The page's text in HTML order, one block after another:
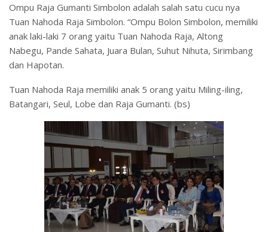
Ompu Raja Gumanti Simbolon adalah salah satu cucu nya
Tuan Nahoda Raja Simbolon. “Ompu Bolon Simbolon, memiliki
anak laki-laki 7 orang yaitu Tuan Nahoda Raja, Altong
Nabegu, Pande Sahata, Juara Bulan, Suhut Nihuta, Sirimbang
dan Hapotan.
Tuan Nahoda Raja memiliki anak 5 orang yaitu Miling-iling,
Batangari, Seul, Lobe dan Raja Gumanti. (bs)